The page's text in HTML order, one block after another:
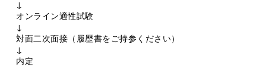
↓
オンライン適性試験
↓
対面二次面接（履歴書をご持参ください）
↓
内定